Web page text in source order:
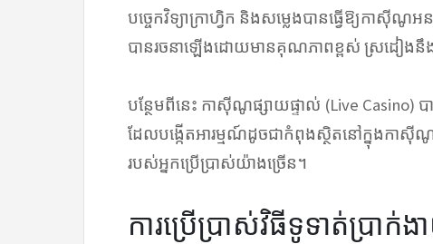
បច្ចេកវិទ្យាក្រាហ្វិក និងសម្លេងបានធ្វើឱ្យកាស៊ីណូ
បានរចនាឡើងដោយមានគុណភាពខ្ពស់ ស្រដៀងនឹង
បន្ថែមពីនេះ កាស៊ីណូផ្សាយផ្ទាល់ (Live Casino)
ដែលបង្កើតអារម្មណ៍ដូចជាកំពុងស្ថិតនៅក្នុងកាស៊ីណូ
របស់អ្នកប្រើប្រាស់យ៉ាងច្រើន។
ការប្រើប្រាស់វិធីទូទាត់ប្រា